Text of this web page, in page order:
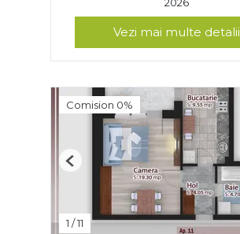
Vezi mai multe detalii
Comision 0%
1 /11
Previous